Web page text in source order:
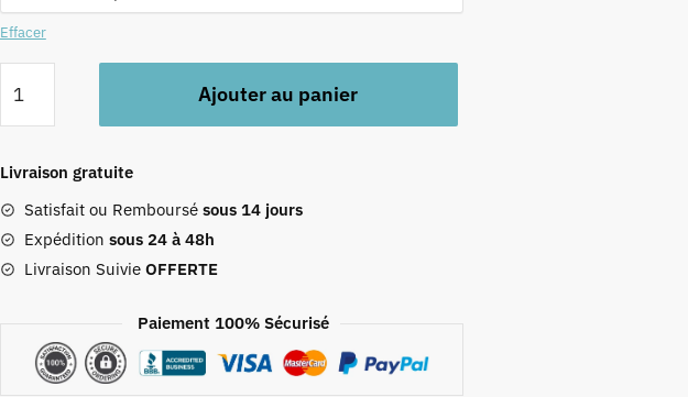
Effacer
de
Tablier
Ajouter au panier
Livraison gratuite
Satisfait ou Remboursé sous 14 jours
Expédition sous 24 à 48h
Livraison Suivie OFFERTE
Paiement 100% Sécurisé